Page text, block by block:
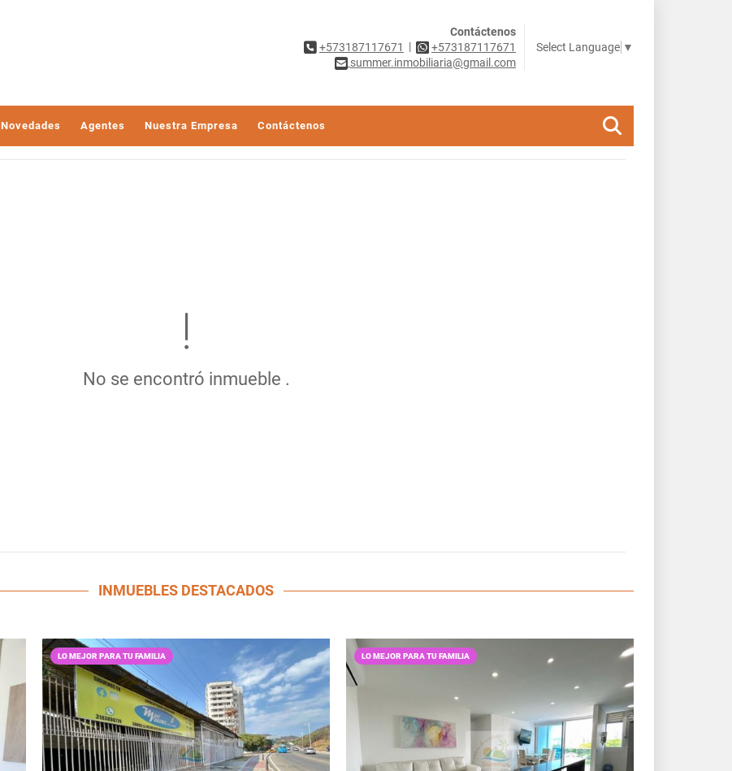
Contáctenos
+573187117671
|
+573187117671
summer.inmobiliaria@gmail.com
Select Language ▼
Novedades Agentes Nuestra Empresa Contáctenos
No se encontró inmueble .
INMUEBLES DESTACADOS
LO MEJOR PARA TU FAMILIA LO MEJOR PARA TU FAMILIA